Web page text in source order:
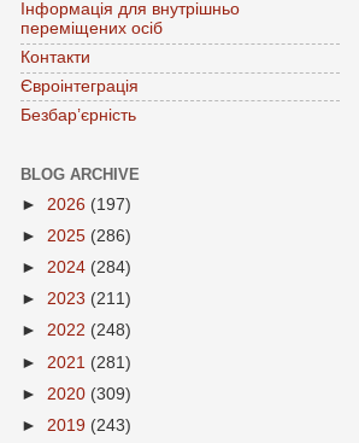
Інформація для внутрішньо
переміщених осіб
Контакти
Євроінтеграція
Безбар’єрність
BLOG ARCHIVE
► 2026 (197)
► 2025 (286)
► 2024 (284)
► 2023 (211)
► 2022 (248)
► 2021 (281)
► 2020 (309)
► 2019 (243)